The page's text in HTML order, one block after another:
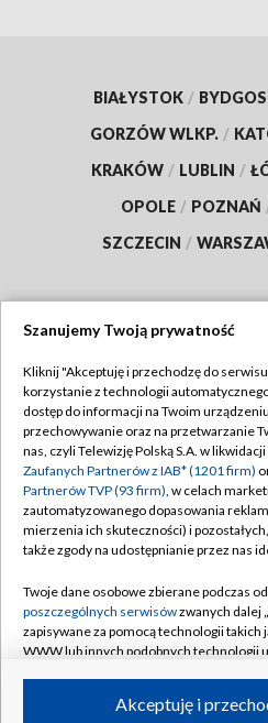
BIAŁYSTOK /
GORZÓW WLKP. /
KRAKÓW / LUBLIN /
OPOLE / POZNAŃ
SZCZECIN /
Abonament TVP
Emisja w TVP
Centrum informacji TVP
Naziemna Telewizja Cyfrowa
Rada Programowa
System NOS
Informacje o nadawcy
Program dla prasy
Polityka
Moje
Szanujemy Twoją prywatność
Kliknij "Akceptuję i przechodzę do
korzystanie z technologii
dostęp do informacji na Twoim
przechowywanie oraz na przetwarzanie
nas, czyli Telewizję Polską S.A. w
Zaufanych Partnerów z IAB* (1201 firm)
Partnerów TVP (93 firm), w celach
zautomatyzowanego dopasowania
mierzenia ich skuteczności) i
także zgody na udostępnianie przez nas
Twoje dane osobowe zbierane podczas
poszczególnych serwisówzwanych dalej
zapisywane za pomocą technologii takich
WWW lub innych podobnych technologii
ruchu w Internecie.Akceptuję i